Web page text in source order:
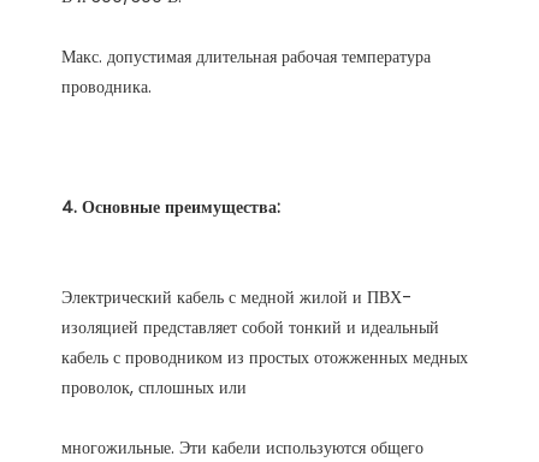
Макс. допустимая длительная рабочая температура
Электрический кабель с медной жилой и ПВХ-
изоляцией представляет собой тонкий и идеальный
кабель с проводником из простых отожженных медных
многожильные. Эти кабели используются общего